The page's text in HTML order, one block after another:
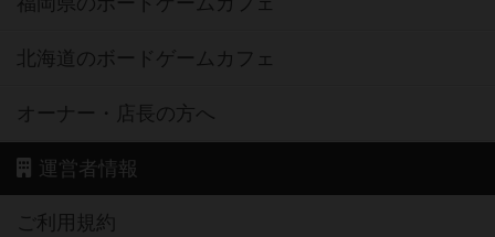
北海道のボードゲームカフェ
オーナー・店長の方へ
運営者情報
ご利用規約